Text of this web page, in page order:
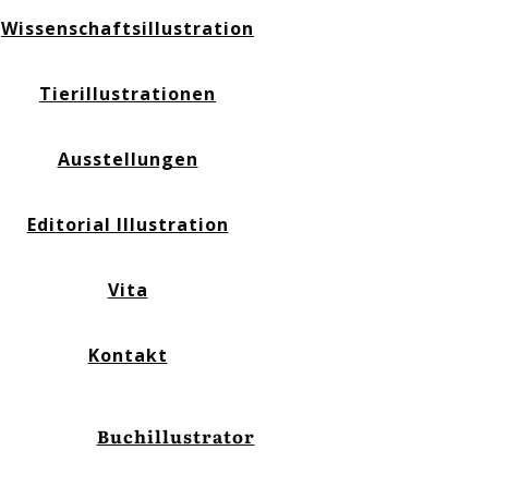
Wissenschaftsillustration
Tierillustrationen
Ausstellungen
Editorial Illustration
Vita
Kontakt
Buchillustrator